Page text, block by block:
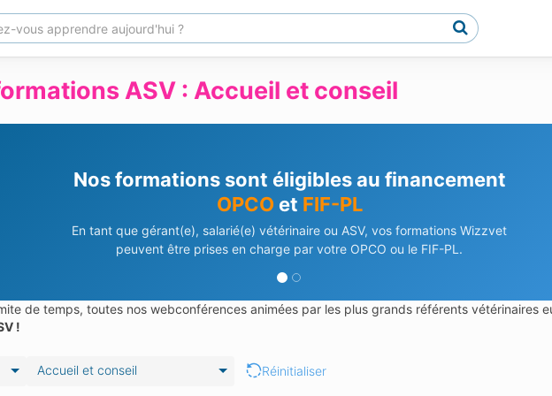
ASV : Accueil et conseil
Besoin d'aide pour vos démarches ?
Notre équipe vous accompagne dans vos demandes de prise en charge.
En savoir plus Contactez-nous
de temps, toutes nos webconférences animées par les plus grands référents vétérinaires
!
Accueil et conseil Réinitialiser